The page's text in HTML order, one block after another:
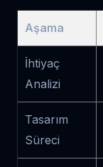
Aşama
İhtiyaç
Analizi
Tasarım
Süreci